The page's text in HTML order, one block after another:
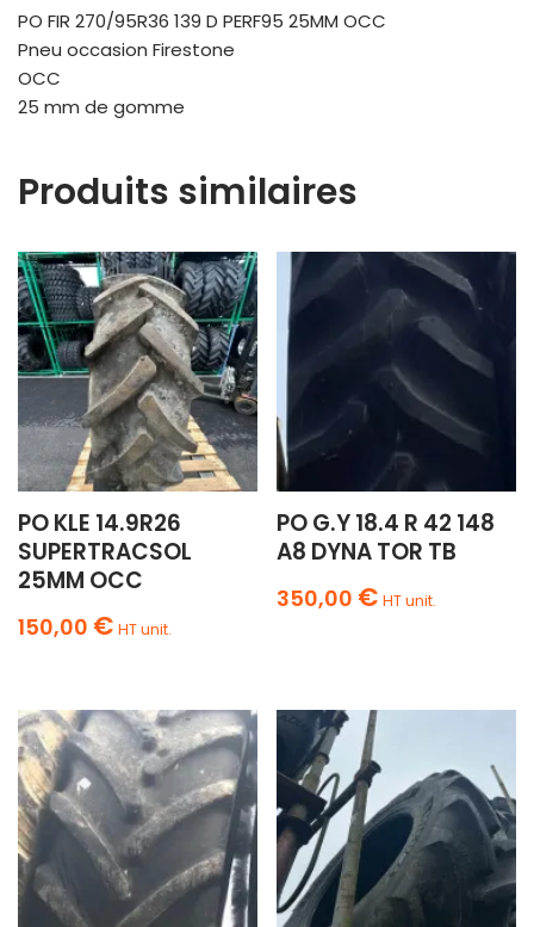
PO FIR 270/95R36 139 D PERF95 25MM OCC
Pneu occasion Firestone
OCC
25 mm de gomme
Produits similaires
PO KLE 14.9R26
SUPERTRACSOL
25MM OCC
150,00 € HT unit.
PO G.Y 18.4 R 42 148
A8 DYNA TOR TB
350,00 € HT unit.